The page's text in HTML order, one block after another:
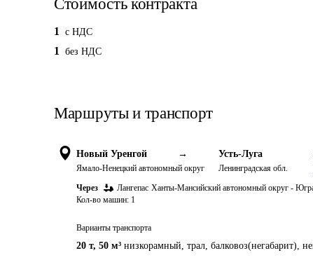
Стоимость контракта
1 c НДС
1 без НДС
Маршруты и транспорт
Новый Уренгой →
Ямало-Ненецкий автономный округ
Усть-Луга
Ленинградская обл.
Через Лангепас Ханты-Мансийский автономный округ -
Кол-во машин: 1
Варианты транспорта
20 т, 50 м³ низкорамный, трал, балковоз(негабарит),